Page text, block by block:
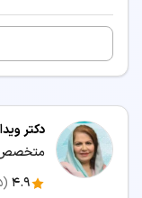
دکتر
متخصص
4.9
(